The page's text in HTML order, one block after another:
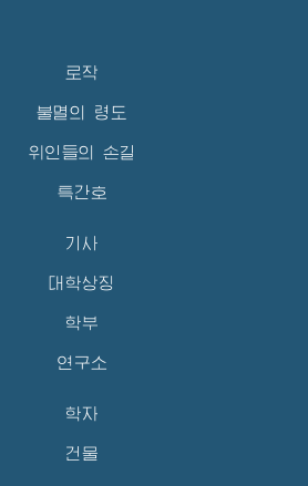
로작
불멸의 령도
위인들의 손길
특간호
기사
대학상징
학부
연구소
학자
건물